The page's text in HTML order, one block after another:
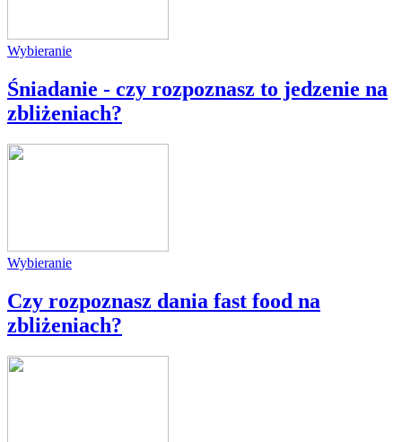
Wybieranie
Śniadanie - czy rozpoznasz to jedzenie na
zbliżeniach?
Wybieranie
Czy rozpoznasz dania fast food na
zbliżeniach?